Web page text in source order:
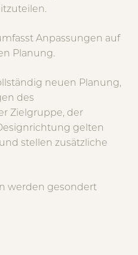
Anpassungen auf
Planung.
neuen Planung,
des
Zielgruppe, der
gelten
stellen zusätzliche
werden gesondert